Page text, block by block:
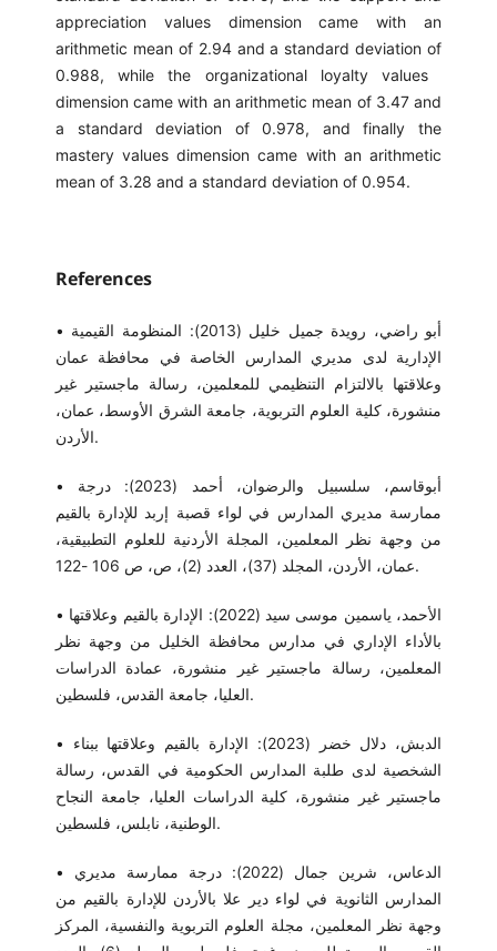
appreciation values ​​dimension came with an
arithmetic mean of 2.94 and a standard deviation of
0.988, while the organizational loyalty values ​​
dimension came with an arithmetic mean of 3.47 and
a standard deviation of 0.978, and finally the
mastery values ​​dimension came with an arithmetic
mean of 3.28 and a standard deviation of 0.954.
References
• أبو راضي، رويدة جميل خليل (2013): المنظومة القيمية
الإدارية لدى مديري المدارس الخاصة في محافظة عمان
وعلاقتها بالالتزام التنظيمي للمعلمين، رسالة ماجستير غير
منشورة، كلية العلوم التربوية، جامعة الشرق الأوسط، عمان،
الأردن.
• أبوقاسم، سلسبيل والرضوان، أحمد (2023): درجة
ممارسة مديري المدارس في لواء قصبة إربد للإدارة بالقيم
من وجهة نظر المعلمين، المجلة الأردنية للعلوم التطبيقية،
عمان، الأردن، المجلد (37)، العدد (2)، ص، ص 106 -122.
• الأحمد، ياسمين موسى سيد (2022): الإدارة بالقيم وعلاقتها
بالأداء الإداري في مدارس محافظة الخليل من وجهة نظر
المعلمين، رسالة ماجستير غير منشورة، عمادة الدراسات
العليا، جامعة القدس، فلسطين.
• الدبش، دلال خضر (2023): الإدارة بالقيم وعلاقتها ببناء
الشخصية لدى طلبة المدارس الحكومية في القدس، رسالة
ماجستير غير منشورة، كلية الدراسات العليا، جامعة النجاح
الوطنية، نابلس، فلسطين.
• الدعاس، شرين جمال (2022): درجة ممارسة مديري
المدارس الثانوية في لواء دير علا بالأردن للإدارة بالقيم من
وجهة نظر المعلمين، مجلة العلوم التربوية والنفسية، المركز